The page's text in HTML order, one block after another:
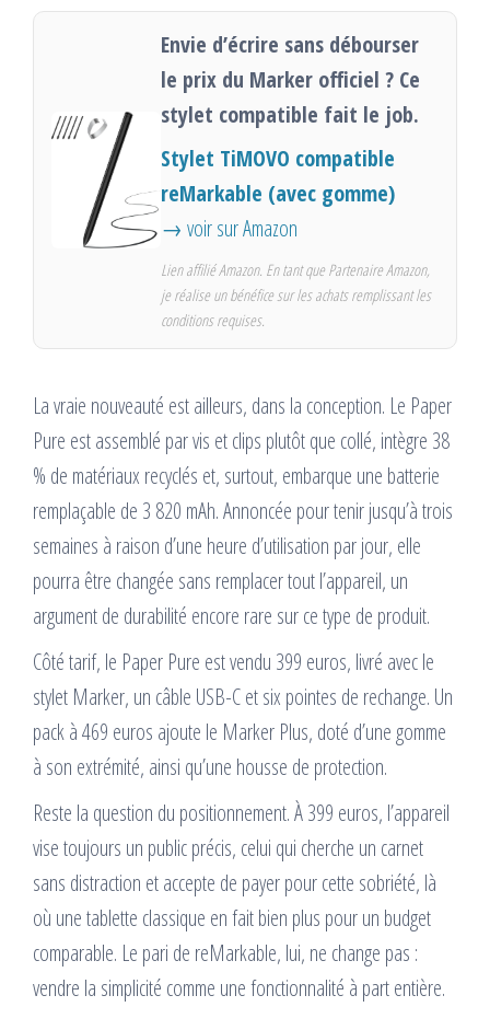
Envie d’écrire sans débourser
le prix du Marker officiel ? Ce
stylet compatible fait le job.
Stylet TiMOVO compatible
reMarkable (avec gomme)
→ voir sur Amazon
Lien affilié Amazon. En tant que Partenaire Amazon,
je réalise un bénéfice sur les achats remplissant les
conditions requises.
La vraie nouveauté est ailleurs, dans la conception. Le Paper
Pure est assemblé par vis et clips plutôt que collé, intègre 38
% de matériaux recyclés et, surtout, embarque une batterie
remplaçable de 3 820 mAh. Annoncée pour tenir jusqu’à trois
semaines à raison d’une heure d’utilisation par jour, elle
pourra être changée sans remplacer tout l’appareil, un
argument de durabilité encore rare sur ce type de produit.
Côté tarif, le Paper Pure est vendu 399 euros, livré avec le
stylet Marker, un câble USB-C et six pointes de rechange. Un
pack à 469 euros ajoute le Marker Plus, doté d’une gomme
à son extrémité, ainsi qu’une housse de protection.
Reste la question du positionnement. À 399 euros, l’appareil
vise toujours un public précis, celui qui cherche un carnet
sans distraction et accepte de payer pour cette sobriété, là
où une tablette classique en fait bien plus pour un budget
comparable. Le pari de reMarkable, lui, ne change pas :
vendre la simplicité comme une fonctionnalité à part entière.